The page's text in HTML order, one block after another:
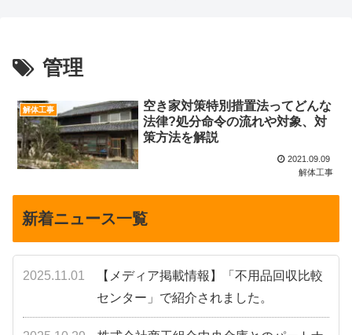
管理
解体工事
空き家対策特別措置法ってどんな
法律?処分命令の流れや対象、対
策方法を解説
2021.09.09
解体工事
新着ニュース一覧
2025.11.01
【メディア掲載情報】「不用品回収比較
センター」で紹介されました。